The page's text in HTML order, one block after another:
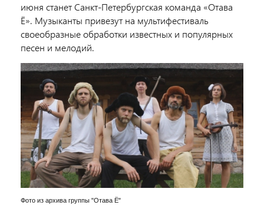
июня станет Санкт-Петербургская команда «Отава
Ё». Музыканты привезут на мультифестиваль
своеобразные обработки известных и популярных
песен и мелодий.
Фото из архива группы "Отава Ё"